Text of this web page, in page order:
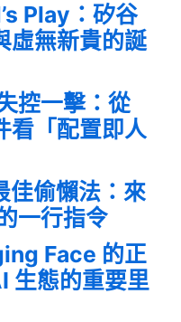
Play：矽谷
虛無新貴的誕
控一擊：從
看「配置即人
佳偷懶法：來
一行指令
Face 的正
生態的重要里